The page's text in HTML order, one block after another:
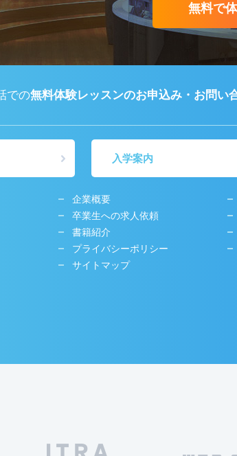
無料で
での無料体験レッスンのお申込み・お問い
入学案内
企業概要
卒業生への求人依頼
書籍紹介
プライバシーポリシー
サイトマップ